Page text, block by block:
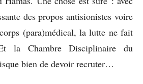
des propos antisionistes voire
(para)médical, la lutte ne fait
la Chambre Disciplinaire du
bien de devoir recruter…